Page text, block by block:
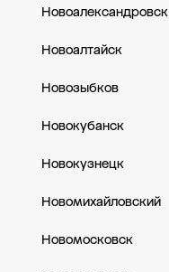
Новоалександровск
Новоалтайск
Новозыбков
Новокубанск
Новокузнецк
Новомихайловский
Новомосковск